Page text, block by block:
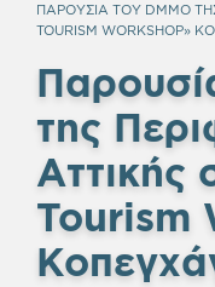
ΠΑΡΟΥΣΙΑ ΤΟΥ DMMO
TOURISM WORKSHOP»
της
Αττικής
Tourism